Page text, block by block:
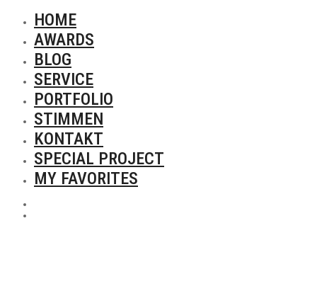
HOME
AWARDS
BLOG
SERVICE
PORTFOLIO
STIMMEN
KONTAKT
SPECIAL PROJECT
MY FAVORITES